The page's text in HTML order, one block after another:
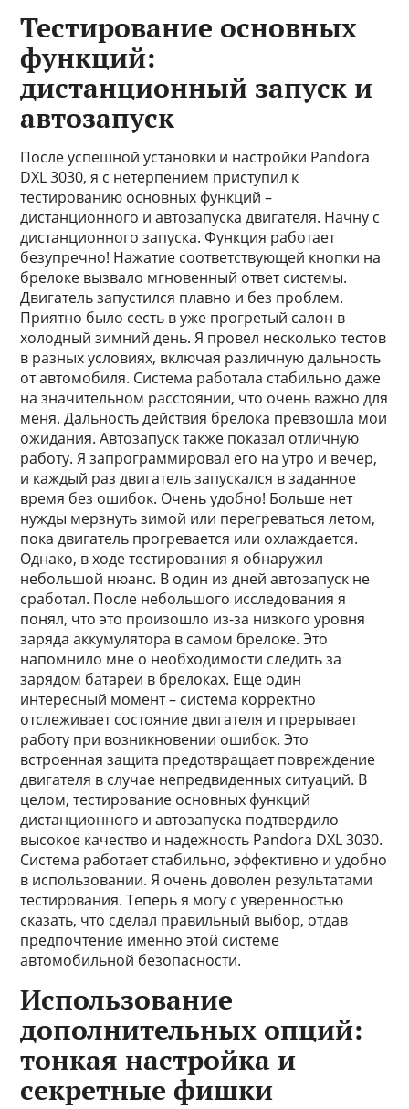
Тестирование основных
функций:
дистанционный запуск и
автозапуск
После успешной установки и настройки Pandora
DXL 3030, я с нетерпением приступил к
тестированию основных функций –
дистанционного и автозапуска двигателя. Начну с
дистанционного запуска. Функция работает
безупречно! Нажатие соответствующей кнопки на
брелоке вызвало мгновенный ответ системы.
Двигатель запустился плавно и без проблем.
Приятно было сесть в уже прогретый салон в
холодный зимний день. Я провел несколько тестов
в разных условиях, включая различную дальность
от автомобиля. Система работала стабильно даже
на значительном расстоянии, что очень важно для
меня. Дальность действия брелока превзошла мои
ожидания. Автозапуск также показал отличную
работу. Я запрограммировал его на утро и вечер,
и каждый раз двигатель запускался в заданное
время без ошибок. Очень удобно! Больше нет
нужды мерзнуть зимой или перегреваться летом,
пока двигатель прогревается или охлаждается.
Однако, в ходе тестирования я обнаружил
небольшой нюанс. В один из дней автозапуск не
сработал. После небольшого исследования я
понял, что это произошло из-за низкого уровня
заряда аккумулятора в самом брелоке. Это
напомнило мне о необходимости следить за
зарядом батареи в брелоках. Еще один
интересный момент – система корректно
отслеживает состояние двигателя и прерывает
работу при возникновении ошибок. Это
встроенная защита предотвращает повреждение
двигателя в случае непредвиденных ситуаций. В
целом, тестирование основных функций
дистанционного и автозапуска подтвердило
высокое качество и надежность Pandora DXL 3030.
Система работает стабильно, эффективно и удобно
в использовании. Я очень доволен результатами
тестирования. Теперь я могу с уверенностью
сказать, что сделал правильный выбор, отдав
предпочтение именно этой системе
автомобильной безопасности.
Использование
дополнительных опций:
тонкая настройка и
секретные фишки